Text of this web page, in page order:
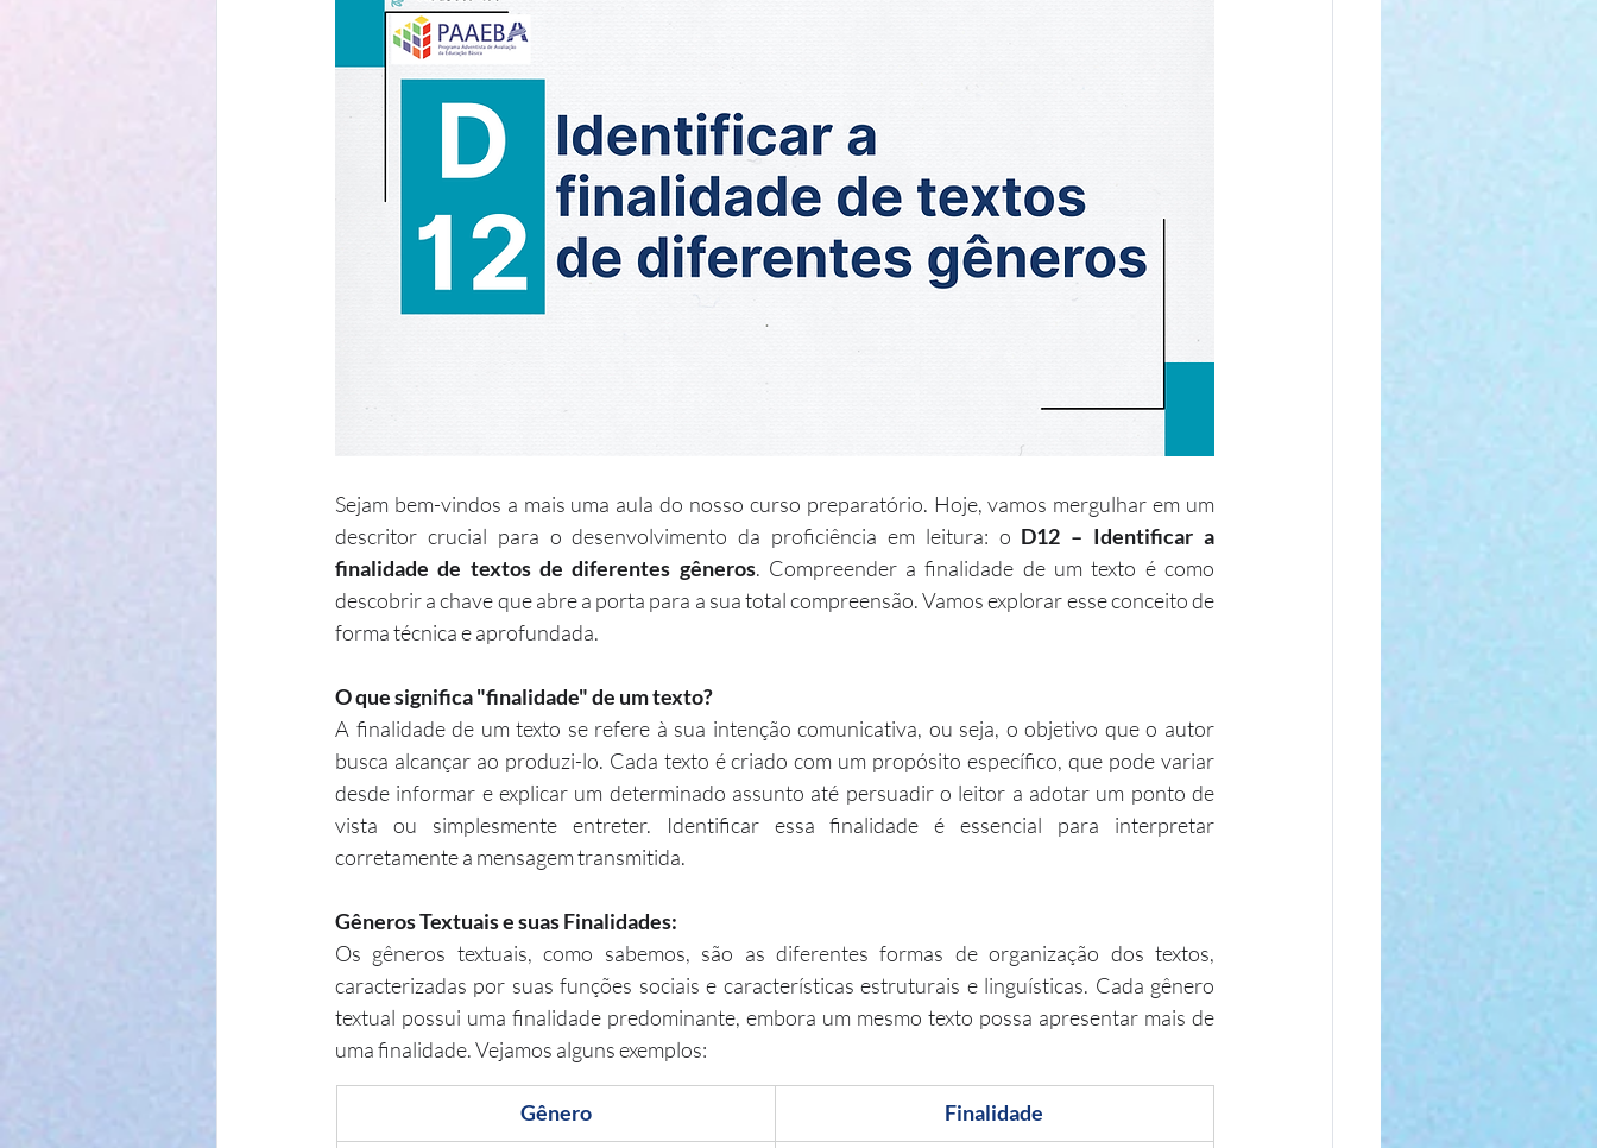
Sejam bem-vindos a mais uma aula do nosso curso preparatório. Hoje, vamos mergulhar em um
descritor crucial para o desenvolvimento da proficiência em leitura: o D12 – Identificar a
finalidade de textos de diferentes gêneros. Compreender a finalidade de um texto é como
descobrir a chave que abre a porta para a sua total compreensão. Vamos explorar esse conceito de
forma técnica e aprofundada.
O que significa "finalidade" de um texto?
A finalidade de um texto se refere à sua intenção comunicativa, ou seja, o objetivo que o autor
busca alcançar ao produzi-lo. Cada texto é criado com um propósito específico, que pode variar
desde informar e explicar um determinado assunto até persuadir o leitor a adotar um ponto de
vista ou simplesmente entreter. Identificar essa finalidade é essencial para interpretar
corretamente a mensagem transmitida.
Gêneros Textuais e suas Finalidades:
Os gêneros textuais, como sabemos, são as diferentes formas de organização dos textos,
caracterizadas por suas funções sociais e características estruturais e linguísticas. Cada gênero
textual possui uma finalidade predominante, embora um mesmo texto possa apresentar mais de
uma finalidade. Vejamos alguns exemplos:
Gênero Finalidade